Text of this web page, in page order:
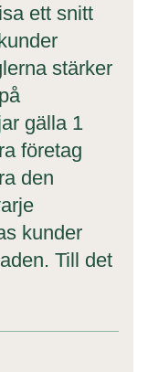
ett snitt
stärker
gälla 1
företag
den
kunder
Till det